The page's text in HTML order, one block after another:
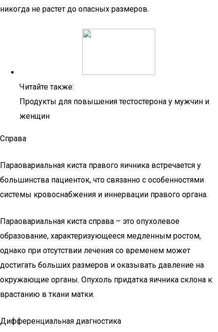
никогда не растет до опасных размеров.
Читайте также:
Продукты для повышения тестостерона у мужчин и
женщин
Справа
Параовариальная киста правого яичника встречается у
большинства пациенток, что связанно с особенностями
системы кровоснабжения и иннервации правого органа.
Параовариальная киста справа – это опухолевое
образование, характеризующееся медленным ростом,
однако при отсутствии лечения со временем может
достигать больших размеров и оказывать давление на
окружающие органы. Опухоль придатка яичника склона к
врастанию в ткани матки.
Дифференциальная диагностика